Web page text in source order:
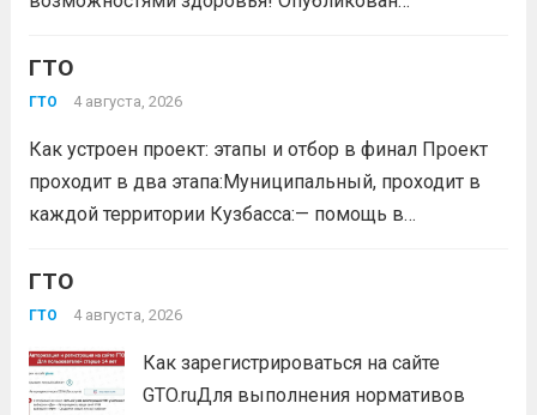
Российской Федерации № 229 НГ от 22 июля 2026
года. Документ утверждает список граждан,
Всероссийского физкультурно-спортивного
комплекса...Читать дальше
ГТО
ГТО 4 августа, 2026
Как устроен проект: этапы и отбор в финал Проект
проходит в два этапа:Муниципальный, проходит в
каждой территории Кузбасса:— помощь в
класс по правильной технике выполнения
нормативов комплекса ГТО;— тренировочные
Читать дальше
ГТО
ГТО 4 августа, 2026
Как зарегистрироваться на сайте
GTO.ruДля выполнения нормативов